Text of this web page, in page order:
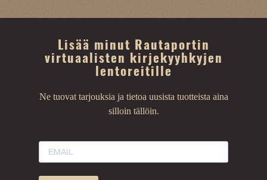
Lisää minut Rautaportin
virtuaalisten kirjekyyhkyjen
lentoreitille
Ne tuovat tarjouksia ja tietoa uusista tuotteista aina
silloin tällöin.